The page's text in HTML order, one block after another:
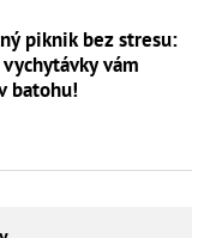
piknik bez stresu:
vám
batohu!